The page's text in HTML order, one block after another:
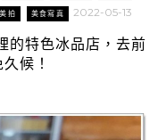
美拍 美食寫真 2022-05-13
的特色冰品店，去前
候！